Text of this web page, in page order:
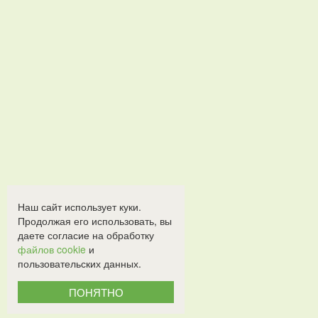
Наш сайт использует куки.
Продолжая его использовать, вы
даете согласие на обработку
файлов cookie и
пользовательских данных.
ПОНЯТНО